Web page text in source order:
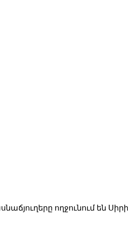
ողջունում են